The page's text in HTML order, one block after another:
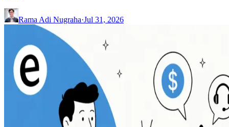
Rama Adi Nugraha·Jul 31, 2026